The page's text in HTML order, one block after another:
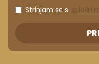
Strinjam se s